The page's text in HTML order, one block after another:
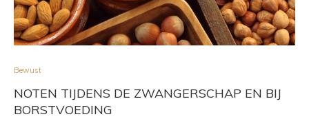
Bewust
NOTEN TIJDENS DE ZWANGERSCHAP EN BIJ
BORSTVOEDING